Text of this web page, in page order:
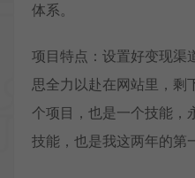
体系。
项目特点：设置好变现渠
思全力以赴在网站里，剩
个项目，也是一个技能，
技能，也是我这两年的第